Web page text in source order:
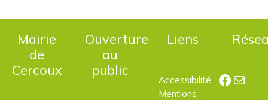
Mairie
de
Cercoux
Ouverture
au
public
Liens
Accessibilité
Mentions
E-mail